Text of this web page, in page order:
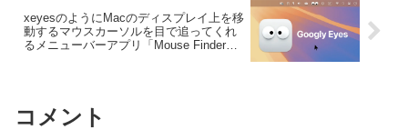
xeyesのようにMacのディスプレイ上を移
動するマウスカーソルを目で追ってくれ
るメニューバーアプリ「Mouse Finder」
コメント